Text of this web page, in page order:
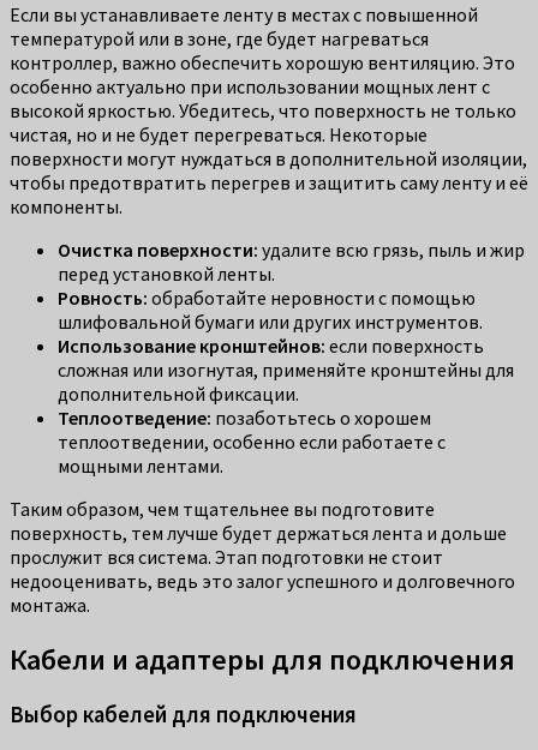
Если вы устанавливаете ленту в местах с повышенной
температурой или в зоне, где будет нагреваться
контроллер, важно обеспечить хорошую вентиляцию. Это
особенно актуально при использовании мощных лент с
высокой яркостью. Убедитесь, что поверхность не только
чистая, но и не будет перегреваться. Некоторые
поверхности могут нуждаться в дополнительной изоляции,
чтобы предотвратить перегрев и защитить саму ленту и её
компоненты.
Очистка поверхности: удалите всю грязь, пыль и жир
перед установкой ленты.
Ровность: обработайте неровности с помощью
шлифовальной бумаги или других инструментов.
Использование кронштейнов: если поверхность
сложная или изогнутая, применяйте кронштейны для
дополнительной фиксации.
Теплоотведение: позаботьтесь о хорошем
теплоотведении, особенно если работаете с
мощными лентами.
Таким образом, чем тщательнее вы подготовите
поверхность, тем лучше будет держаться лента и дольше
прослужит вся система. Этап подготовки не стоит
недооценивать, ведь это залог успешного и долговечного
монтажа.
Кабели и адаптеры для подключения
Выбор кабелей для подключения